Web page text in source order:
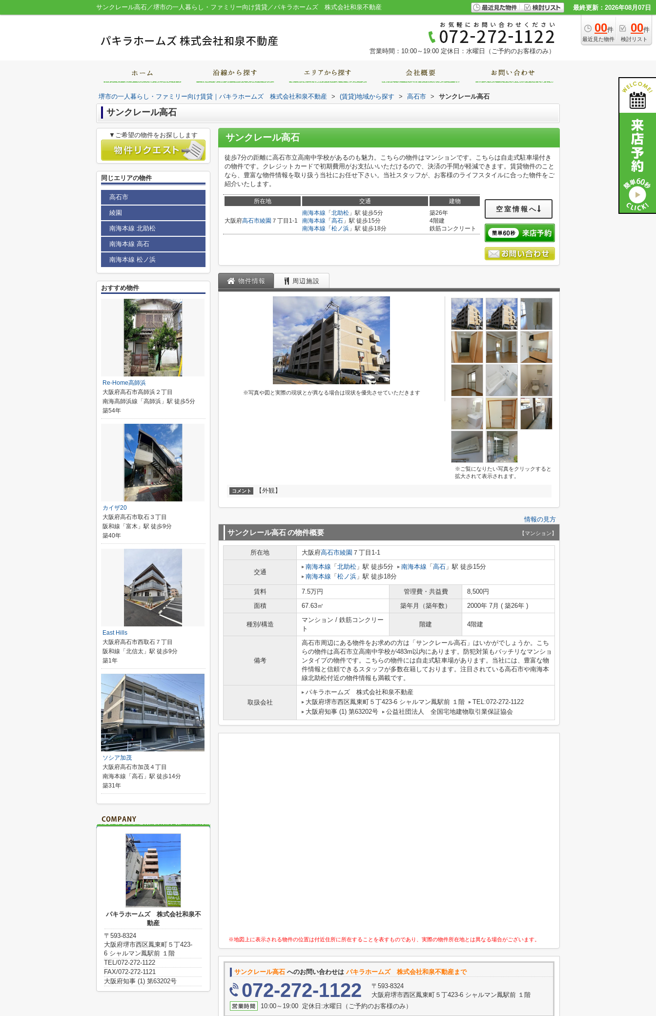
サンクレール高石／堺市の一人暮らし・ファミリー向け賃貸／パキラホームズ 株式会社和泉不動産 最終更新：2026年08月07日
00件
最近見た物件
00件
検討リスト
営業時間：10:00～19:00 定休日：水曜日（ご予約のお客様のみ）
堺市の一人暮らし・ファミリー向け賃貸｜パキラホームズ 株式会社和泉不動産 > (賃貸)地域から探す > 高石市 > サンクレール高石
サンクレール高石
サンクレール高石
徒歩7分の距離に高石市立高南中学校があるのも魅力。こちらの物件はマンションです。こちらは自走式駐車場付き
の物件です。クレジットカードで初期費用がお支払いいただけるので、決済の手間が軽減できます。賃貸物件のこと
なら、豊富な物件情報を取り扱う当社にお任せ下さい。当社スタッフが、お客様のライフスタイルに合った物件をご
紹介いたします。
所在地 交通 建物
大阪府高石市綾園 ７丁目1-1
南海本線 「 北助松 」駅 徒歩5分
南海本線 「 高石 」駅 徒歩15分
南海本線 「 松ノ浜 」駅 徒歩18分
築26年
4階建
鉄筋コンクリート
空室情報へ
物件情報 周辺施設
※写真や図と実際の現状とが異なる場合は現状を優先させていただきます
※ご覧になりたい写真をクリックすると
拡大されて表示されます。
コメント 【外観】
情報の見方
サンクレール高石の物件概要 【マンション】
所在地 大阪府高石市綾園 ７丁目1-1
交通
南海本線 「 北助松 」駅 徒歩5分 南海本線 「 高石 」駅 徒歩15分
南海本線 「 松ノ浜 」駅 徒歩18分
賃料 7.5万円 管理費・共益費
8,500円
面積
67.63㎡ 築年月（築年数） 2000年 7月 ( 築26年 )
種別/構造
マンション / 鉄筋コンクリー
ト
階建 4階建
備考
高石市周辺にある物件をお求めの方は「サンクレール高石」はいかがでしょうか。こち
らの物件は高石市立高南中学校が483m以内にあります。防犯対策もバッチリなマンショ
ンタイプの物件です。こちらの物件には自走式駐車場があります。当社には、豊富な物
件情報と信頼できるスタッフが多数在籍しております。注目されている高石市や南海本
線北助松付近の物件情報も満載です。
取扱会社
パキラホームズ 株式会社和泉不動産
大阪府堺市西区鳳東町５丁423-6 シャルマン鳳駅前 １階
TEL:072-272-1122
大阪府知事 (1) 第63202号
公益社団法人 全国宅地建物取引業保証協会
※地図上に表示される物件の位置は付近住所に所在することを表すものであり、実際の物件所在地とは異なる場合がございます。
サンクレール高石 へのお問い合わせは パキラホームズ 株式会社和泉不動産まで
072-272-1122
〒593-8324
大阪府堺市西区鳳東町５丁423-6 シャルマン鳳駅前 １階
10:00～19:00 定休日:水曜日（ご予約のお客様のみ）
▼ご希望の物件をお探しします
同じエリアの物件
高石市
綾園
南海本線 北助松
南海本線 高石
南海本線 松ノ浜
おすすめ物件
Re-Home高師浜
大阪府高石市高師浜２丁目
南海高師浜線「高師浜」駅 徒歩5分
築54年
カイザ20
大阪府高石市取石３丁目
阪和線「富木」駅 徒歩9分
築40年
East Hills
大阪府高石市西取石７丁目
阪和線「北信太」駅 徒歩9分
築1年
ソシア加茂
大阪府高石市加茂４丁目
南海本線「高石」駅 徒歩14分
築31年
パキラホームズ 株式会社和泉不
動産
〒593-8324
大阪府堺市西区鳳東町５丁423-
6 シャルマン鳳駅前 １階
TEL/072-272-1122
FAX/072-272-1121
大阪府知事 (1) 第63202号